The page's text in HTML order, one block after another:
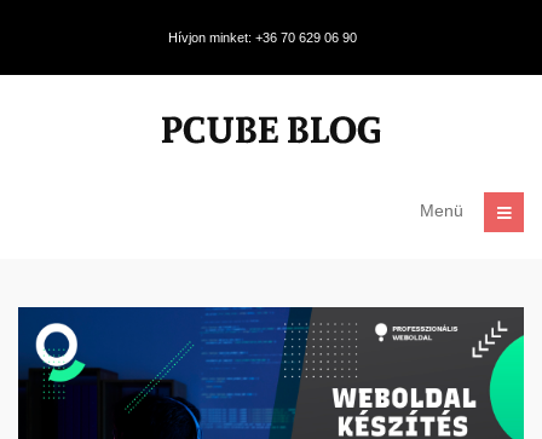
Hívjon minket: +36 70 629 06 90
Menü